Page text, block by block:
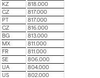
KZ
818.000
CZ
817.000
PT
817.000
CZ
816.000
BG
813.000
MX
811.000
FR
811.000
SE
806.000
UA
804.000
US
802.000